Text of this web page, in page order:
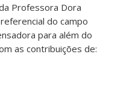
Professora Dora
do campo
para além do
as contribuições de: